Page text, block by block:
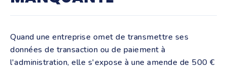
Quand une entreprise omet de transmettre ses
données de transaction ou de paiement à
l'administration, elle s'expose à une amende de 500 €